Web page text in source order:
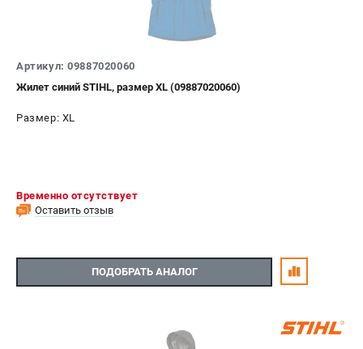
Артикул: 09887020060
Жилет синий STIHL, размер XL (09887020060)
Размер: XL
Временно отсутствует
Оставить отзыв
ПОДОБРАТЬ АНАЛОГ